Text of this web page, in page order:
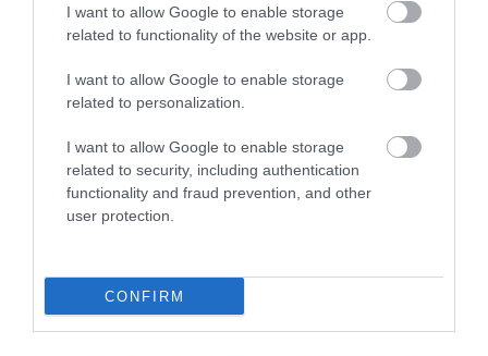
I want to allow Google to enable storage
related to functionality of the website or app.
I want to allow Google to enable storage
related to personalization.
I want to allow Google to enable storage
related to security, including authentication
functionality and fraud prevention, and other
user protection.
CONFIRM
GYILKOSSÁG FEGYVER BÖRTÖN
2026. AUGUSZTUS 5. ● TUDOMÁNY
Két felesége és 21 gyermeke volt a
Embert küldtünk a Holdra, de a rákot nem
tudjuk legyőzni…